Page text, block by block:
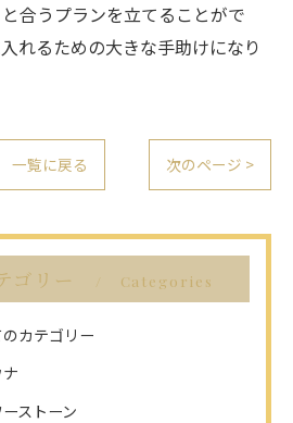
合うプランを立てることがで
れるための大きな手助けになり
一覧に戻る 次のページ >
ゴリー Categories
カテゴリー
ストーン